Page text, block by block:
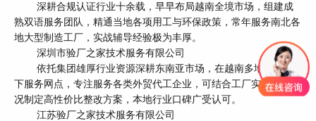
深耕合规认证行业十余载，早早布局越南全境市场，组建成
熟双语服务团队，精通当地各项用工与环保政策，常年服务南北各
地大型制造工厂，实战辅导经验极为丰厚。
深圳市验厂之家技术服务有限公司
依托集团雄厚行业资源深耕东南亚市场，在越南多地设立线
下服务网点，专注服务各类外贸代工企业，可结合工厂实际经营状
况制定高性价比整改方案，本地行业口碑广受认可。
江苏验厂之家技术服务有限公司